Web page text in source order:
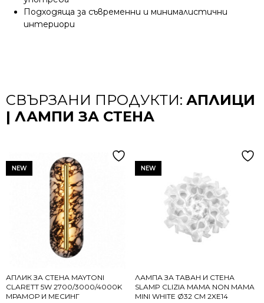
Подходяща за съвременни и минималистични
интериори
СВЪРЗАНИ ПРОДУКТИ: АПЛИЦИ
| ЛАМПИ ЗА СТЕНА
NEW
АПЛИК ЗА СТЕНА MAYTONI
CLARETT 5W 2700/3000/4000K
МРАМОР И МЕСИНГ
NEW
ЛАМПА ЗА ТАВАН И СТЕНА
SLAMP CLIZIA MAMA NON MAMA
MINI WHITE Ø32 СМ 2XE14